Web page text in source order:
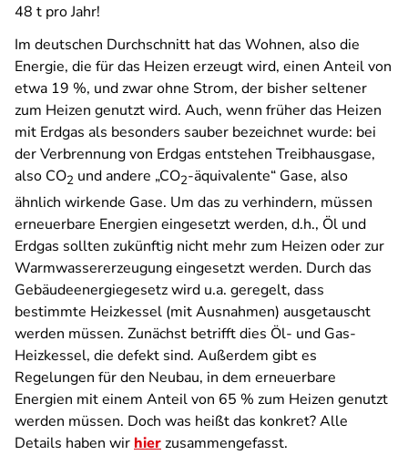
48 t pro Jahr!
Im deutschen Durchschnitt hat das Wohnen, also die
Energie, die für das Heizen erzeugt wird, einen Anteil von
etwa 19 %, und zwar ohne Strom, der bisher seltener
zum Heizen genutzt wird. Auch, wenn früher das Heizen
mit Erdgas als besonders sauber bezeichnet wurde: bei
der Verbrennung von Erdgas entstehen Treibhausgase,
also CO2 und andere „CO2-äquivalente“ Gase, also
ähnlich wirkende Gase. Um das zu verhindern, müssen
erneuerbare Energien eingesetzt werden, d.h., Öl und
Erdgas sollten zukünftig nicht mehr zum Heizen oder zur
Warmwassererzeugung eingesetzt werden. Durch das
Gebäudeenergiegesetz wird u.a. geregelt, dass
bestimmte Heizkessel (mit Ausnahmen) ausgetauscht
werden müssen. Zunächst betrifft dies Öl- und Gas-
Heizkessel, die defekt sind. Außerdem gibt es
Regelungen für den Neubau, in dem erneuerbare
Energien mit einem Anteil von 65 % zum Heizen genutzt
werden müssen. Doch was heißt das konkret? Alle
Details haben wir hierzusammengefasst.